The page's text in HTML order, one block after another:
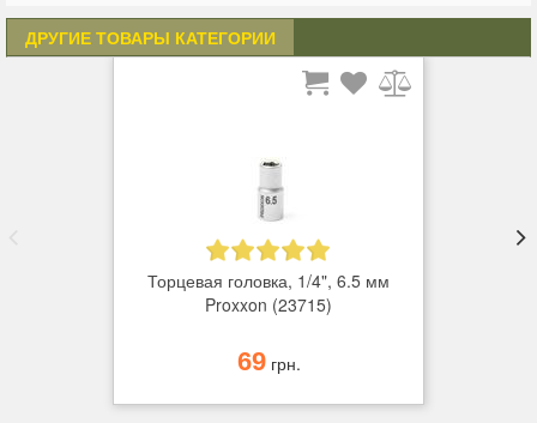
ДРУГИЕ ТОВАРЫ КАТЕГОРИИ
Торцевая головка, 1/4", 6.5 мм
Proxxon (23715)
69грн.